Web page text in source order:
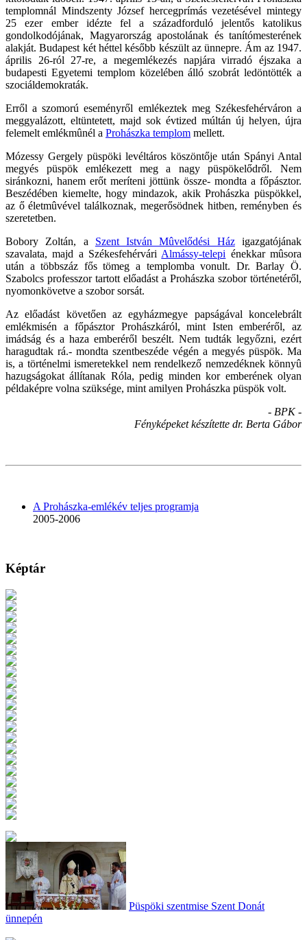
templomnál Mindszenty József hercegprímás vezetésével mintegy
25 ezer ember idézte fel a századforduló jelentős katolikus
gondolkodójának, Magyarország apostolának és tanítómesterének
alakját. Budapest két héttel később készült az ünnepre. Ám az 1947.
április 26-ról 27-re, a megemlékezés napjára virradó éjszaka a
budapesti Egyetemi templom közelében álló szobrát ledöntötték a
szociáldemokraták.
Erről a szomorú eseményről emlékeztek meg Székesfehérváron a
meggyalázott, eltüntetett, majd sok évtized múltán új helyen, újra
felemelt emlékmûnél a Prohászka templom mellett.
Mózessy Gergely püspöki levéltáros köszöntője után Spányi Antal
megyés püspök emlékezett meg a nagy püspökelődről. Nem
siránkozni, hanem erőt meríteni jöttünk össze- mondta a főpásztor.
Beszédében kiemelte, hogy mindazok, akik Prohászka püspökkel,
az ő életmûvével találkoznak, megerősödnek hitben, reményben és
szeretetben.
Bobory Zoltán, a Szent István Mûvelődési Házigazgatójának
szavalata, majd a Székesfehérvári Almássy-telepi énekkar mûsora
után a többszáz fős tömeg a templomba vonult. Dr. Barlay Ö.
Szabolcs professzor tartott előadást a Prohászka szobor történetéről,
nyomonkövetve a szobor sorsát.
Az előadást követően az egyházmegye papságával koncelebrált
emlékmisén a főpásztor Prohászkáról, mint Isten emberéről, az
imádság és a haza emberéről beszélt. Nem tudták legyőzni, ezért
haragudtak rá.- mondta szentbeszéde végén a megyés püspök. Ma
is, a történelmi ismeretekkel nem rendelkező nemzedéknek könnyû
hazugságokat állítanak Róla, pedig minden kor emberének olyan
példaképre volna szüksége, mint amilyen Prohászka püspök volt.
- BPK -
Fényképeket készítette dr. Berta Gábor
A Prohászka-emlékév teljes programja
2005-2006
Képtár
Püspöki szentmise Szent Donát
ünnepén